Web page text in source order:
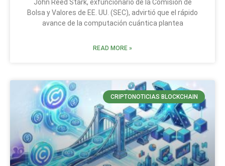
John Reed Stark, exfuncionario de la Comisión de
Bolsa y Valores de EE. UU. (SEC), advirtió que el rápido
avance de la computación cuántica plantea
READ MORE »
CRIPTONOTICIAS BLOCKCHAIN